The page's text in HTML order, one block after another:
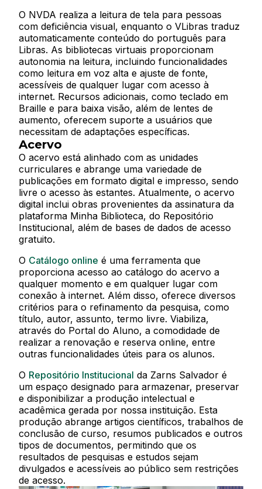
O NVDA realiza a leitura de tela para pessoas
com deficiência visual, enquanto o VLibras traduz
automaticamente conteúdo do português para
Libras. As bibliotecas virtuais proporcionam
autonomia na leitura, incluindo funcionalidades
como leitura em voz alta e ajuste de fonte,
acessíveis de qualquer lugar com acesso à
internet. Recursos adicionais, como teclado em
Braille e para baixa visão, além de lentes de
aumento, oferecem suporte a usuários que
necessitam de adaptações específicas.
Acervo
O acervo está alinhado com as unidades
curriculares e abrange uma variedade de
publicações em formato digital e impresso, sendo
livre o acesso às estantes. Atualmente, o acervo
digital inclui obras provenientes da assinatura da
plataforma Minha Biblioteca, do Repositório
Institucional, além de bases de dados de acesso
gratuito.
O Catálogo online é uma ferramenta que
proporciona acesso ao catálogo do acervo a
qualquer momento e em qualquer lugar com
conexão à internet. Além disso, oferece diversos
critérios para o refinamento da pesquisa, como
título, autor, assunto, termo livre. Viabiliza,
através do Portal do Aluno, a comodidade de
realizar a renovação e reserva online, entre
outras funcionalidades úteis para os alunos.
O Repositório Institucional da Zarns Salvador é
um espaço designado para armazenar, preservar
e disponibilizar a produção intelectual e
acadêmica gerada por nossa instituição. Esta
produção abrange artigos científicos, trabalhos de
conclusão de curso, resumos publicados e outros
tipos de documentos, permitindo que os
resultados de pesquisas e estudos sejam
divulgados e acessíveis ao público sem restrições
de acesso.